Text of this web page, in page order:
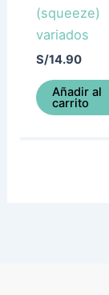
(squeeze)
variados
S/14.90
Añadir al
carrito